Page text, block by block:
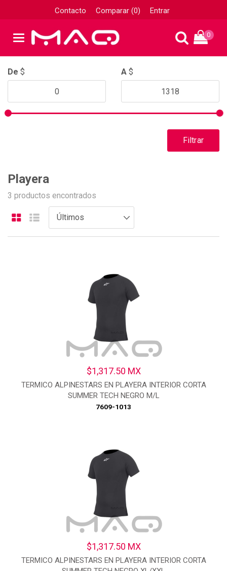
Contacto Comparar (0) Entrar
0
De $ A $
Filtrar
Playera
3 productos encontrados
$1,317.50 MX
TERMICO ALPINESTARS EN PLAYERA INTERIOR CORTA
SUMMER TECH NEGRO M/L
7609-1013
$1,317.50 MX
TERMICO ALPINESTARS EN PLAYERA INTERIOR CORTA